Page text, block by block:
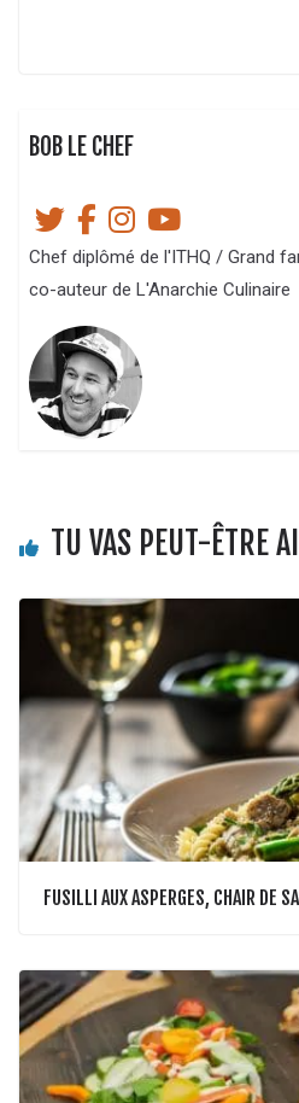
BOB LE CHEF
Chef diplômé de l'ITHQ / Grand
co-auteur de L'Anarchie Culinaire
TU VAS PEUT-ÊTRE
FUSILLI AUX ASPERGES, CHAIR DE